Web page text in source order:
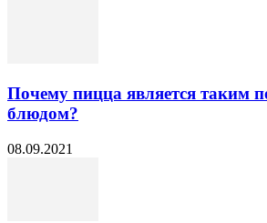
Почему пицца является таким
блюдом?
08.09.2021